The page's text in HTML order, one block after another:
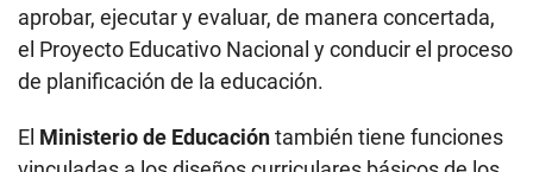
aprobar, ejecutar y evaluar, de manera concertada,
el Proyecto Educativo Nacional y conducir el proceso
de planificación de la educación.
El Ministerio de Educacióntambién tiene funciones